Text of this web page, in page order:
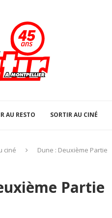
AU RESTO SORTIR AU CINÉ
ciné
Dune : Deuxième Partie
Partie